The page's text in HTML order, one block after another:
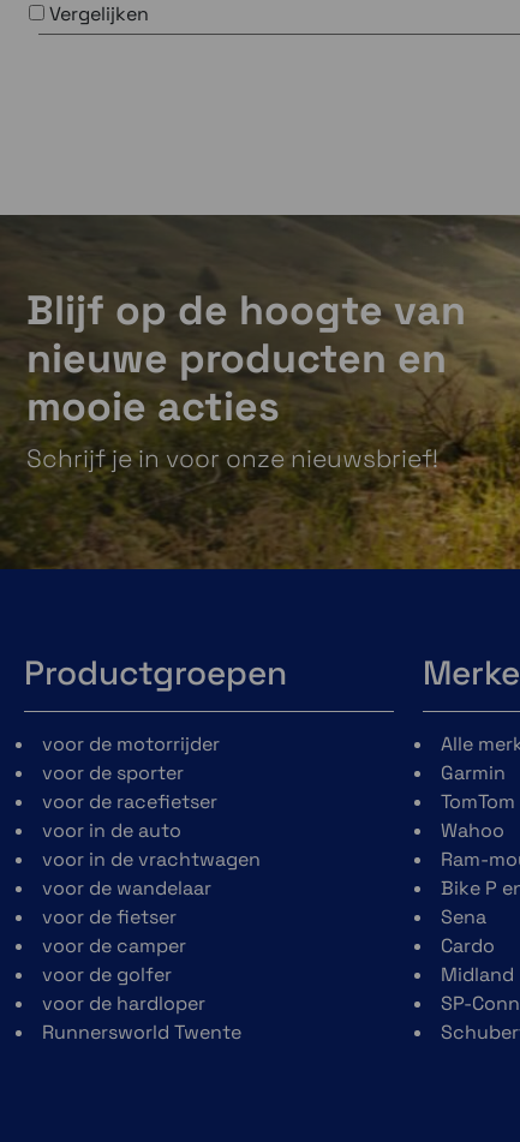
Vergelijken
Blijf op de hoogte van
nieuwe producten en
mooie acties
Schrijf je in voor onze nieuwsbrief!
Productgroepen
voor de motorrijder
voor de sporter
voor de racefietser
voor in de auto
voor in de vrachtwagen
voor de wandelaar
voor de fietser
voor de camper
voor de golfer
voor de hardloper
Runnersworld Twente
Alle
Garmin
TomTom
Wahoo
Ram-
Bike P
Sena
Cardo
Midland
SP-